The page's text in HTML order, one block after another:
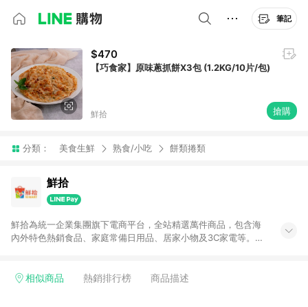
筆記
$470
【巧食家】原味蔥抓餅X3包 (1.2KG/10片/包)
鮮拾 搶購
分類： 美食生鮮 熟食/小吃 餅類捲類
鮮拾
鮮拾為統一企業集團旗下電商平台，全站精選萬件商品，包含海
內外特色熱銷食品、家庭常備日用品、居家小物及3C家電等。全
有好康。LINE好友招募中搜尋@10mart。 ＊特定 iPhone17 將不
相似商品 熱銷排行榜 商品描述